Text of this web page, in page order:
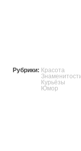
Рубрики: Красота
Курьёзы
Юмор